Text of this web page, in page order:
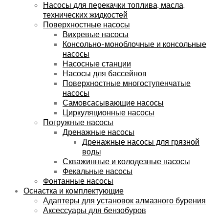
Насосы для перекачки топлива, масла,
технических жидкостей
Поверхностные насосы
Вихревые насосы
Консольно-моноблочные и консольные
насосы
Насосные станции
Насосы для бассейнов
Поверхностные многоступенчатые
насосы
Самовсасывающие насосы
Циркуляционные насосы
Погружные насосы
Дренажные насосы
Дренажные насосы для грязной
воды
Скважинные и колодезные насосы
Фекальные насосы
Фонтанные насосы
Оснастка и комплектующие
Адаптеры для установок алмазного бурения
Аксессуары для бензобуров